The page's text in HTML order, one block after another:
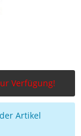
Verfügung!
Artikel